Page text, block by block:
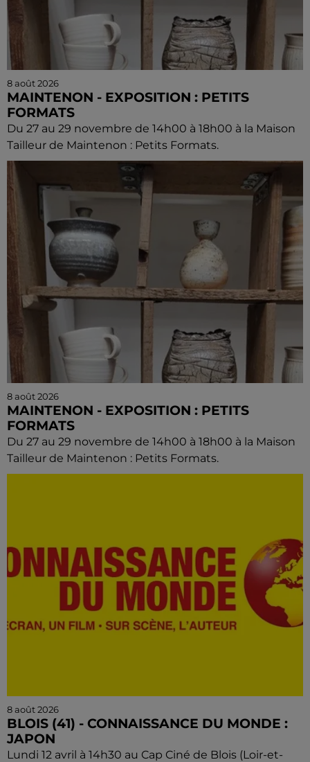
8 août 2026
MAINTENON - EXPOSITION : PETITS
FORMATS
Du 27 au 29 novembre de 14h00 à 18h00 à la Maison
Tailleur de Maintenon : Petits Formats.
8 août 2026
MAINTENON - EXPOSITION : PETITS
FORMATS
Du 27 au 29 novembre de 14h00 à 18h00 à la Maison
Tailleur de Maintenon : Petits Formats.
8 août 2026
BLOIS (41) - CONNAISSANCE DU MONDE :
JAPON
Lundi 12 avril à 14h30 au Cap Ciné de Blois (Loir-et-